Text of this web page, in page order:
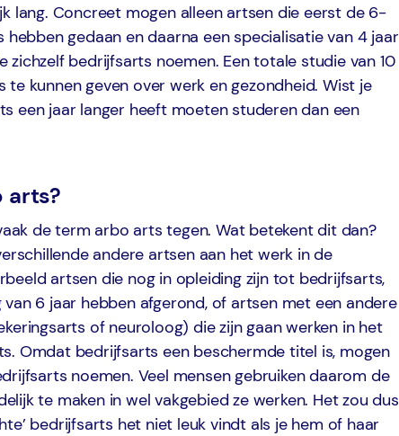
lang. Concreet mogen alleen artsen die eerst de 6-
gedaan en daarna een specialisatie van 4 jaar
bedrijfsarts noemen. Een totale studie van 10
te kunnen geven over werk en gezondheid. Wist je
een jaar langer heeft moeten studeren dan een
arts?
de term arbo arts tegen. Wat betekent dit dan?
andere artsen aan het werk in de
artsen die nog in opleiding zijn tot bedrijfsarts,
6 jaar hebben afgerond, of artsen met een andere
of neuroloog) die zijn gaan werken in het
Omdat bedrijfsarts een beschermde titel is, mogen
noemen. Veel mensen gebruiken daarom de
te maken in wel vakgebied ze werken. Het zou dus
bedrijfsarts het niet leuk vindt als je hem of haar